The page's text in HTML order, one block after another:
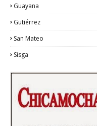
Guayana
Gutiérrez
San Mateo
Sisga